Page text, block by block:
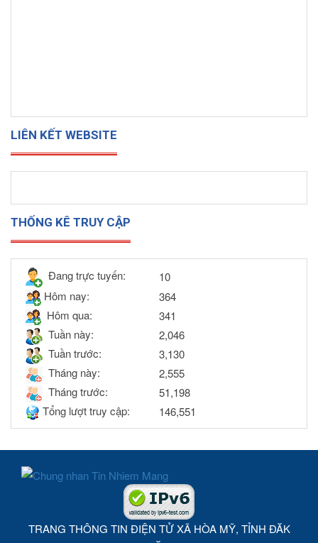
LIÊN KẾT WEBSITE
THỐNG KÊ TRUY CẬP
Đang trực tuyến:
10
Hôm nay:
364
Hôm qua:
341
Tuần này:
2,046
Tuần trước:
3,130
Tháng này:
2,555
Tháng trước:
51,198
Tổng lượt truy cập:
146,551
TRANG THÔNG TIN ĐIỆN TỬ XÃ HÒA MỸ, TỈNH ĐĂK